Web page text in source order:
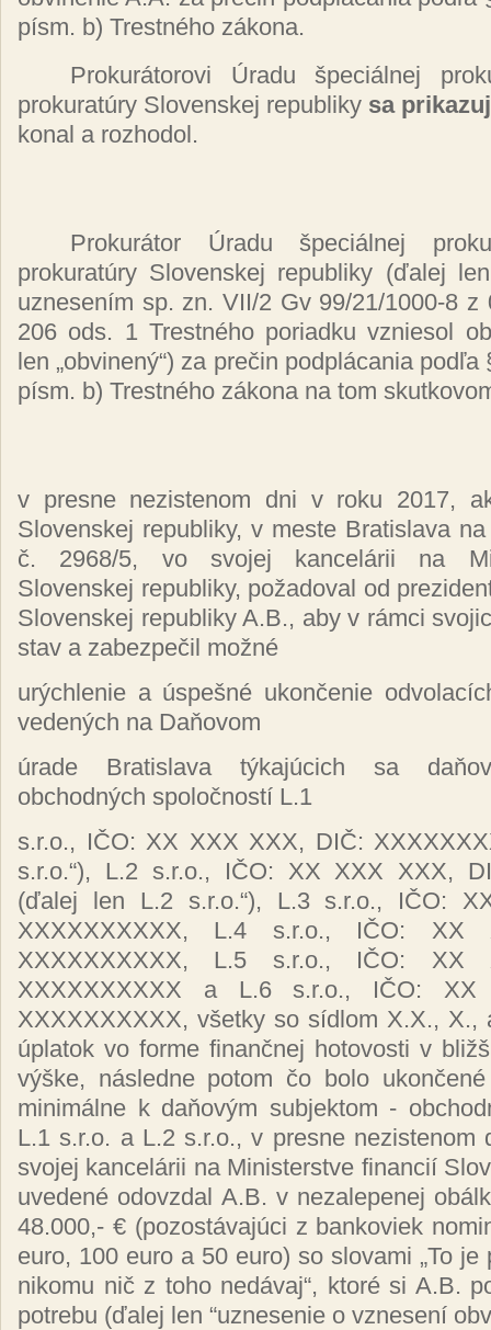
písm. b) Trestného zákona.
Prokurátorovi Úradu špeciálnej
prokuratúry Slovenskej republiky sa
konal a rozhodol.
Prokurátor Úradu špeciálnej
prokuratúry Slovenskej republiky (ďalej
uznesením sp. zn. VII/2 Gv 99/21/1000-8
206 ods. 1 Trestného poriadku vzniesol
len „obvinený“) za prečin podplácania podľa
písm. b) Trestného zákona na tom
v presne nezistenom dni v roku 2017,
Slovenskej republiky, v meste Bratislava
č. 2968/5, vo svojej kancelárii na
Slovenskej republiky, požadoval od
Slovenskej republiky A.B., aby v rámci
stav a zabezpečil možné
urýchlenie a úspešné ukončenie
vedených na Daňovom
úrade Bratislava týkajúcich sa
obchodných spoločností L.1
s.r.o., IČO: XX XXX XXX, DIČ:
s.r.o.“), L.2 s.r.o., IČO: XX XXX XXX,
(ďalej len L.2 s.r.o.“), L.3 s.r.o., IČO:
XXXXXXXXXX, L.4 s.r.o., IČO: XX
XXXXXXXXXX, L.5 s.r.o., IČO: XX
XXXXXXXXXX a L.6 s.r.o., IČO:
XXXXXXXXXX, všetky so sídlom X.X., X.,
úplatok vo forme finančnej hotovosti v
výške, následne potom čo bolo
minimálne k daňovým subjektom -
L.1 s.r.o. a L.2 s.r.o., v presne nezistenom
svojej kancelárii na Ministerstve financií
uvedené odovzdal A.B. v nezalepenej
48.000,- € (pozostávajúci z bankoviek
euro, 100 euro a 50 euro) so slovami „To
nikomu nič z toho nedávaj“, ktoré si A.B.
potrebu (ďalej len “uznesenie o vznesení